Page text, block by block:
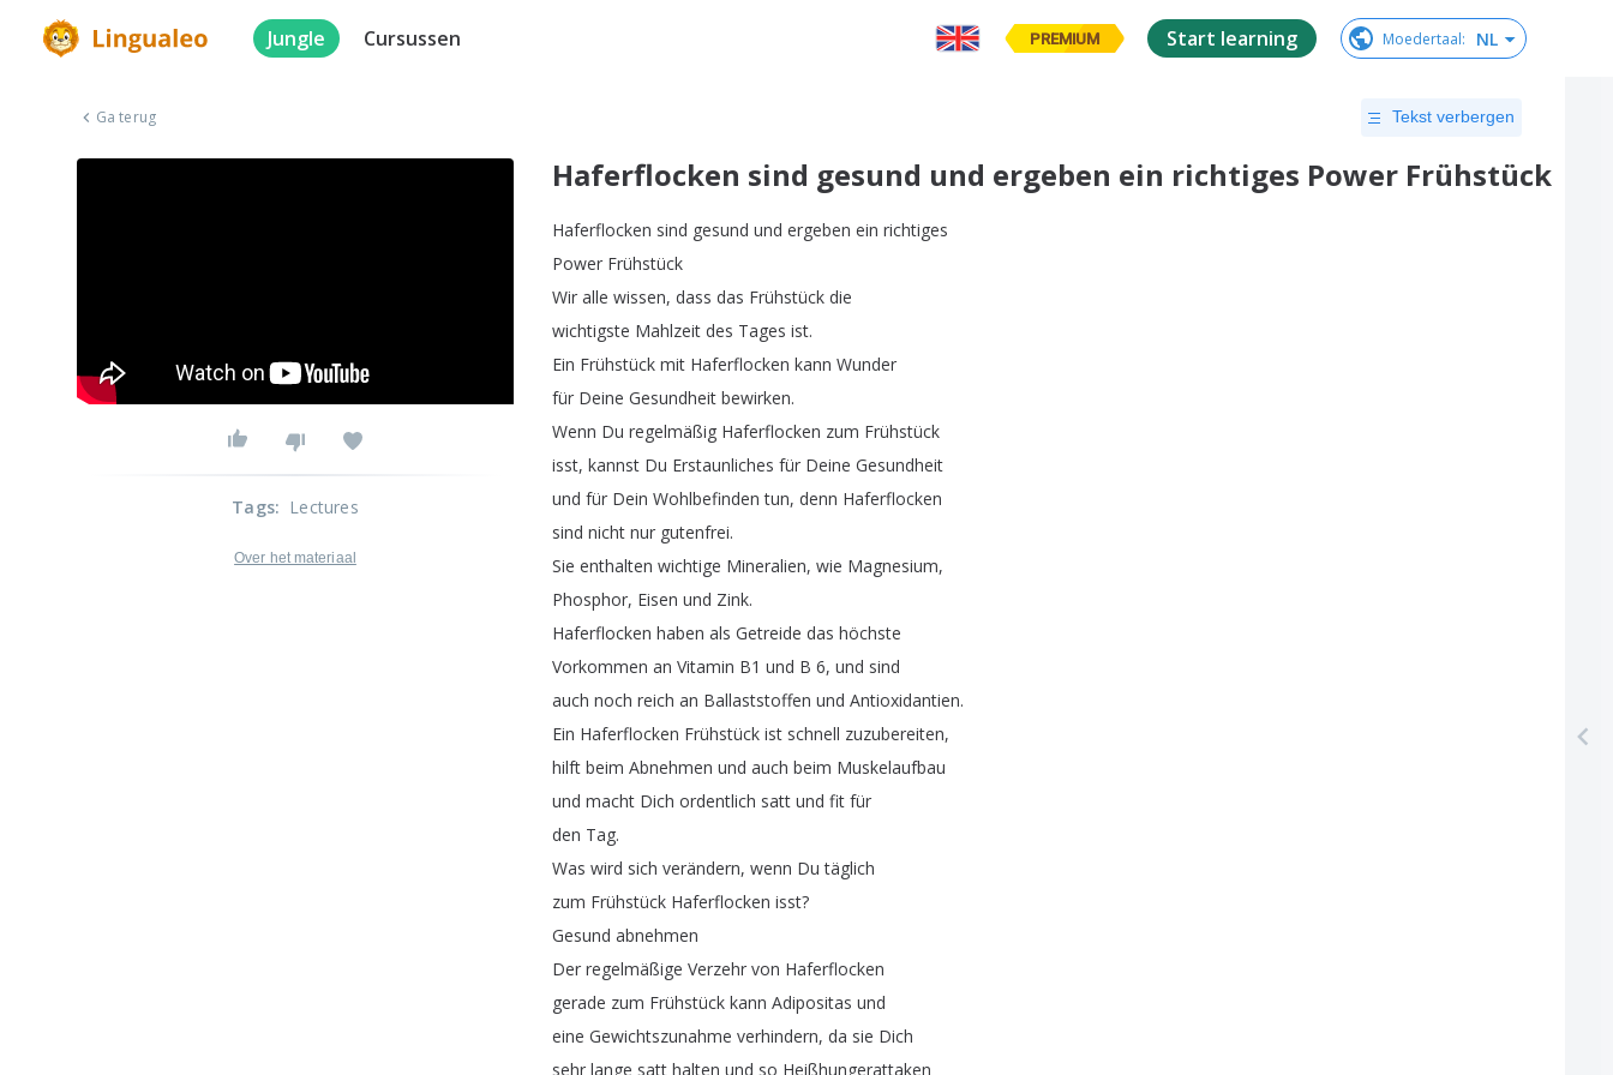
Jungle Cursussen PREMIUM Start learning Moedertaal: NL
Ga terug Tekst verbergen
Haferflocken sind gesund und ergeben ein richtiges Power Frühstück
Haferflocken sind gesund und ergeben ein richtiges
Power Frühstück
Wir alle wissen, dass das Frühstück die
wichtigste Mahlzeit des Tages ist.
Ein Frühstück mit Haferflocken kann Wunder
für Deine Gesundheit bewirken.
Wenn Du regelmäßig Haferflocken zum Frühstück
isst, kannst Du Erstaunliches für Deine Gesundheit
und für Dein Wohlbefinden tun, denn Haferflocken
sind nicht nur gutenfrei.
Sie enthalten wichtige Mineralien, wie Magnesium,
Phosphor, Eisen und Zink.
Haferflocken haben als Getreide das höchste
Vorkommen an Vitamin B1 und B 6, und sind
auch noch reich an Ballaststoffen und Antioxidantien.
Ein Haferflocken Frühstück ist schnell zuzubereiten,
hilft beim Abnehmen und auch beim Muskelaufbau
und macht Dich ordentlich satt und fit für
den Tag.
Was wird sich verändern, wenn Du täglich
zum Frühstück Haferflocken isst?
Gesund abnehmen
Der regelmäßige Verzehr von Haferflocken
gerade zum Frühstück kann Adipositas und
eine Gewichtszunahme verhindern, da sie Dich
sehr lange satt halten und so Heißhungerattaken
Tags: Lectures
Over het materiaal